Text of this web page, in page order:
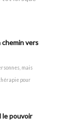
vers
mais
pour
le pouvoir